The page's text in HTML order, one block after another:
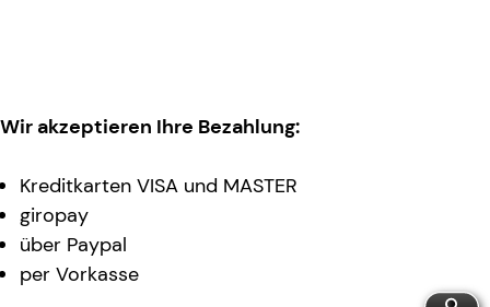
Wir akzeptieren Ihre Bezahlung:
Kreditkarten VISA und MASTER
giropay
über Paypal
per Vorkasse